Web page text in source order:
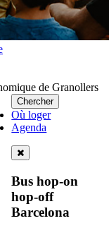
de Granollers
Où loger
Agenda
Bus hop-on
hop-off
Barcelona